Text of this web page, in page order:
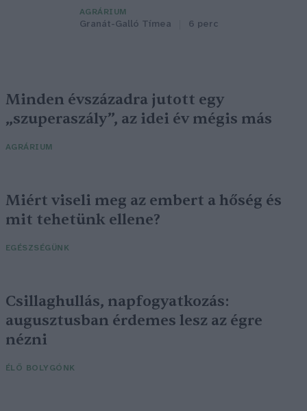
AGRÁRIUM
Granát-Galló Tímea 6 perc
Minden évszázadra jutott egy
„szuperaszály”, az idei év mégis más
AGRÁRIUM
Miért viseli meg az embert a hőség és
mit tehetünk ellene?
EGÉSZSÉGÜNK
Csillaghullás, napfogyatkozás:
augusztusban érdemes lesz az égre
nézni
ÉLŐ BOLYGÓNK